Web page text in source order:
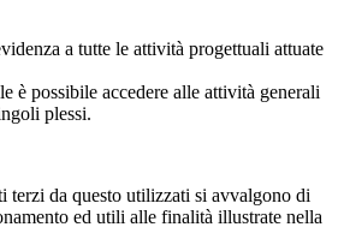
a tutte le attività progettuali attuate
è possibile accedere alle attività generali
plessi.
terzi da questo utilizzati si avvalgono di
ed utili alle finalità illustrate nella